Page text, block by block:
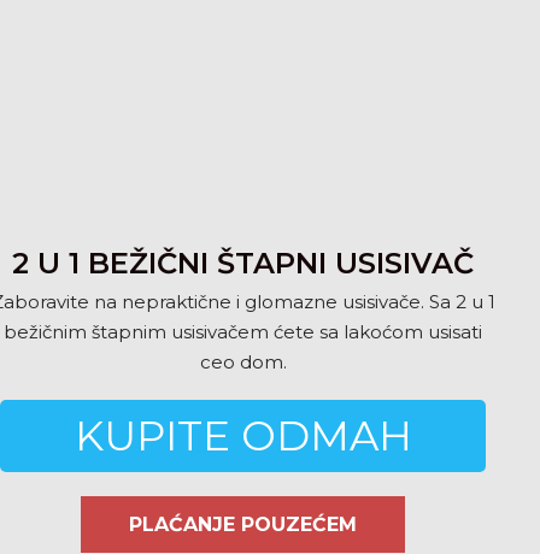
2 U 1 BEŽIČNI ŠTAPNI USISIVAČ
na nepraktične i glomazne usisivače. Sa 2 u 1
bežičnim štapnim usisivačem ćete sa lakoćom usisati
ceo dom.
KUPITE ODMAH
PLAĆANJE POUZEĆEM